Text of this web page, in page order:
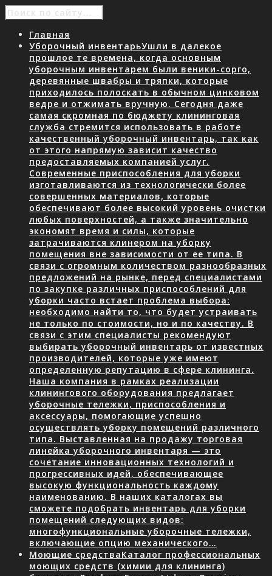
Главная
Уборочный инвентарьУшли в далекое
прошлое те времена, когда основным
уборочным инвентарем были веники-сорго,
деревянные швабры и тряпки, которые
приходилось полоскать в обычном цинковом
ведре и отжимать вручную. Сегодня даже
самая скромная по бюджету клининговая
служба стремится использовать в работе
качественный уборочный инвентарь, так как
от этого напрямую зависит качество
предоставляемых компанией услуг.
Современные приспособления для уборки
изготавливаются из технологически более
совершенных материалов, которые
обеспечивают более высокий уровень очистки
любых поверхностей, а также значительно
экономят время и силы, которые
затрачиваются клинером на уборку
помещения вне зависимости от ее типа. В
связи с огромным количеством разнообразных
предложений на рынке, перед специалистами
по закупке различных приспособлений для
уборки часто встает проблема выбора:
необходимо найти то, что будет устраивать
не только по стоимости, но и по качеству. В
связи с этим специалисты рекомендуют
выбирать уборочный инвентарь от известных
производителей, которые уже имеют
определенную репутацию в сфере клининга.
Наша компания в рамках реализации
клинингового оборудования предлагает
уборочные тележки, приспособления и
аксессуары, помогающие успешно
осуществлять уборку помещений различного
типа. Выставленная на продажу торговая
линейка уборочного инвентаря — это
сочетание инновационных технологий и
прогрессивных идей, обеспечивающее
высокую функциональность каждому
наименованию. В наших каталогах вы
сможете подобрать инвентарь для уборки
помещений следующих видов:
многофункциональные уборочные тележки,
включающие опцию механического…
Моющие средстваКаталог профессиональных
моющих средств (химии для клининга)